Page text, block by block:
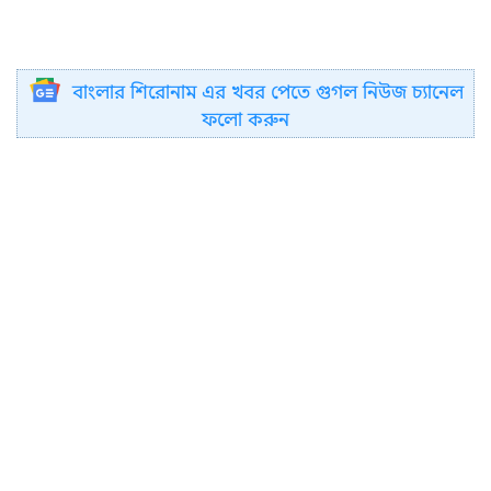
বাংলার শিরোনাম এর খবর পেতে গুগল নিউজ চ্যানেল
ফলো করুন